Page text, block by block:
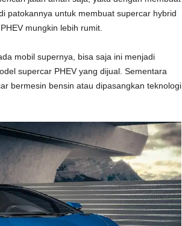
patokannya untuk membuat supercar hybrid
mungkin lebih rumit.
mobil supernya, bisa saja ini menjadi
supercar PHEV yang dijual. Sementara
bermesin bensin atau dipasangkan teknologi